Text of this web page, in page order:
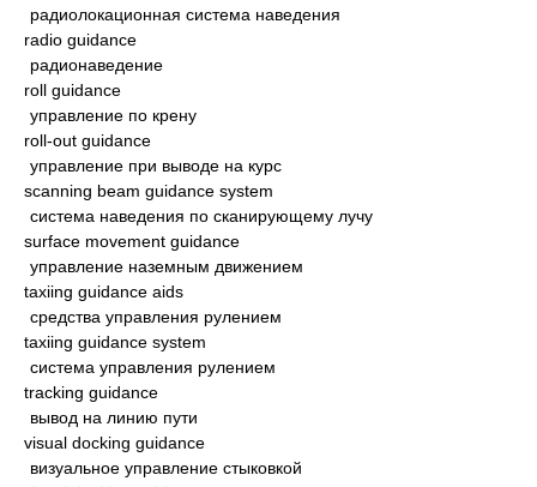
радиолокационная система наведения
radio guidance
радионаведение
roll guidance
управление по крену
roll-out guidance
управление при выводе на курс
scanning beam guidance system
система наведения по сканирующему лучу
surface movement guidance
управление наземным движением
taxiing guidance aids
средства управления рулением
taxiing guidance system
система управления рулением
tracking guidance
вывод на линию пути
visual docking guidance
визуальное управление стыковкой